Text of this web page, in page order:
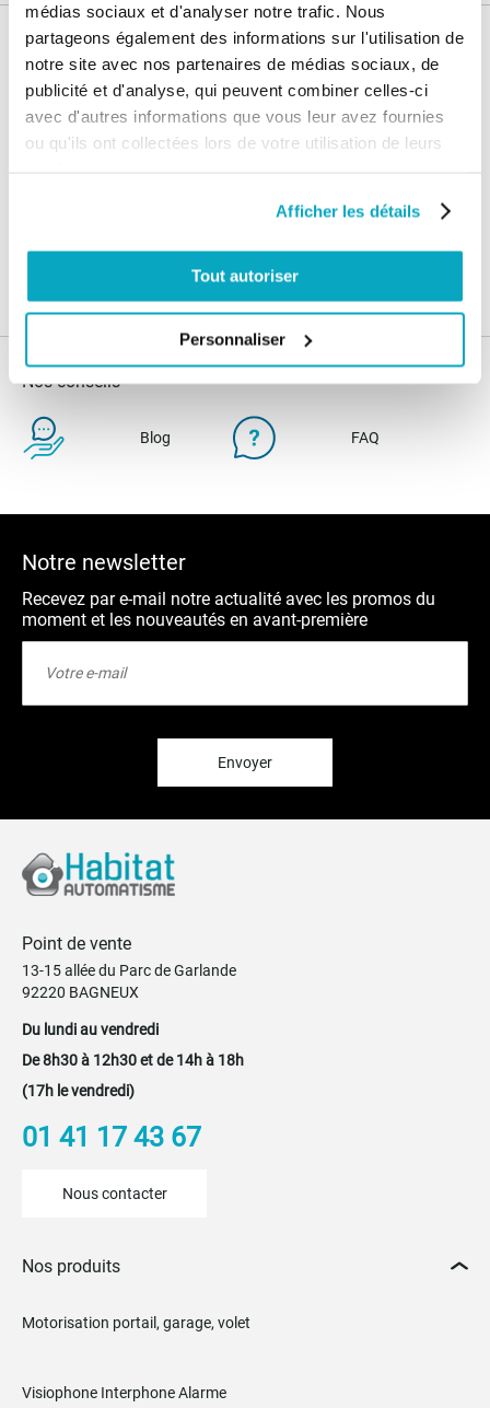
médias sociaux et d'analyser notre trafic. Nous
partageons également des informations sur l'utilisation de
notre site avec nos partenaires de médias sociaux, de
publicité et d'analyse, qui peuvent combiner celles-ci
avec d'autres informations que vous leur avez fournies
ou qu'ils ont collectées lors de votre utilisation de leurs
Afficher les détails
Tout autoriser
Personnaliser
Nos services
Paiement
100% sécurisé
Paiement en
3x sans frais
Nos conseils
Blog FAQ
Notre newsletter
Recevez par e-mail notre actualité avec les promos du
moment et les nouveautés en avant-première
Envoyer
Point de vente
13-15 allée du Parc de Garlande
92220 BAGNEUX
Du lundi au vendredi
De 8h30 à 12h30 et de 14h à 18h
(17h le vendredi)
01 41 17 43 67
Nous contacter
Nos produits
Motorisation portail, garage, volet
Visiophone Interphone Alarme